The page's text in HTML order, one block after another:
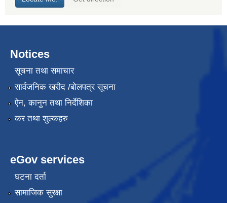
Notices
सूचना तथा समाचार
सार्वजनिक खरीद /बोलपत्र सूचना
ऐन, कानुन तथा निर्देशिका
कर तथा शुल्कहरु
eGov services
घटना दर्ता
सामाजिक सुरक्षा